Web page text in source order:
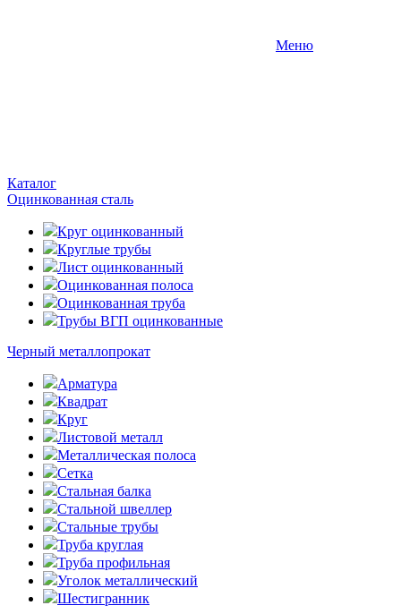
Меню
Каталог
Оцинкованная сталь
Круг оцинкованный
Круглые трубы
Лист оцинкованный
Оцинкованная полоса
Оцинкованная труба
Трубы ВГП оцинкованные
Черный металлопрокат
Арматура
Квадрат
Круг
Листовой металл
Металлическая полоса
Сетка
Стальная балка
Стальной швеллер
Стальные трубы
Труба круглая
Труба профильная
Уголок металлический
Шестигранник